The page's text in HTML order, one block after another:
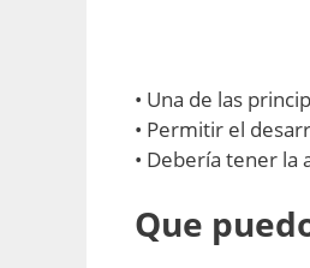
• Una de las
• Permitir el
• Debería tener la
Que